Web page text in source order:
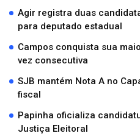
Agir registra duas
para deputado estadual
Campos conquista sua
vez consecutiva
SJB mantém Nota A no
fiscal
Papinha oficializa
Justiça Eleitoral